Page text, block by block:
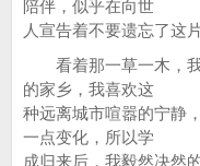
陪伴，似乎在向世
人宣告着不要遗忘了这
看着那一草一木，我
的家乡，我喜欢这
种远离城市喧嚣的宁静
一点变化，所以学
成归来后，我毅然决然